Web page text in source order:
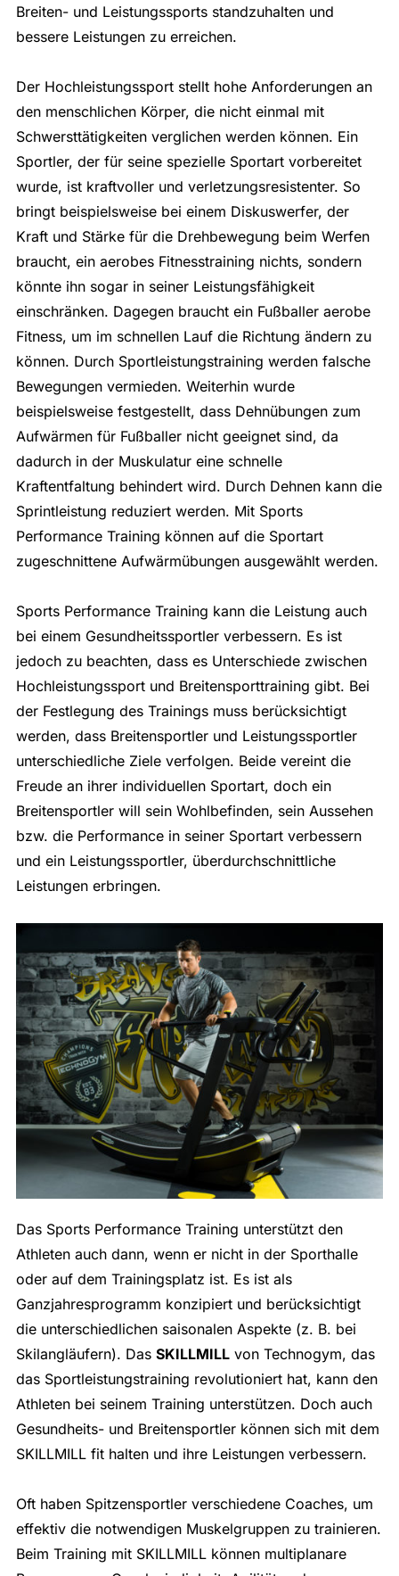
Breiten- und Leistungssports standzuhalten und
bessere Leistungen zu erreichen.
Der Hochleistungssport stellt hohe Anforderungen an
den menschlichen Körper, die nicht einmal mit
Schwersttätigkeiten verglichen werden können. Ein
Sportler, der für seine spezielle Sportart vorbereitet
wurde, ist kraftvoller und verletzungsresistenter. So
bringt beispielsweise bei einem Diskuswerfer, der
Kraft und Stärke für die Drehbewegung beim Werfen
braucht, ein aerobes Fitnesstraining nichts, sondern
könnte ihn sogar in seiner Leistungsfähigkeit
einschränken. Dagegen braucht ein Fußballer aerobe
Fitness, um im schnellen Lauf die Richtung ändern zu
können. Durch Sportleistungstraining werden falsche
Bewegungen vermieden. Weiterhin wurde
beispielsweise festgestellt, dass Dehnübungen zum
Aufwärmen für Fußballer nicht geeignet sind, da
dadurch in der Muskulatur eine schnelle
Kraftentfaltung behindert wird. Durch Dehnen kann die
Sprintleistung reduziert werden. Mit Sports
Performance Training können auf die Sportart
zugeschnittene Aufwärmübungen ausgewählt werden.
Sports Performance Training kann die Leistung auch
bei einem Gesundheitssportler verbessern. Es ist
jedoch zu beachten, dass es Unterschiede zwischen
Hochleistungssport und Breitensporttraining gibt. Bei
der Festlegung des Trainings muss berücksichtigt
werden, dass Breitensportler und Leistungssportler
unterschiedliche Ziele verfolgen. Beide vereint die
Freude an ihrer individuellen Sportart, doch ein
Breitensportler will sein Wohlbefinden, sein Aussehen
bzw. die Performance in seiner Sportart verbessern
und ein Leistungssportler, überdurchschnittliche
Leistungen erbringen.
Das Sports Performance Training unterstützt den
Athleten auch dann, wenn er nicht in der Sporthalle
oder auf dem Trainingsplatz ist. Es ist als
Ganzjahresprogramm konzipiert und berücksichtigt
die unterschiedlichen saisonalen Aspekte (z. B. bei
Skilangläufern). Das SKILLMILLvon Technogym, das
das Sportleistungstraining revolutioniert hat, kann den
Athleten bei seinem Training unterstützen. Doch auch
Gesundheits- und Breitensportler können sich mit dem
SKILLMILL fit halten und ihre Leistungen verbessern.
Oft haben Spitzensportler verschiedene Coaches, um
effektiv die notwendigen Muskelgruppen zu trainieren.
Beim Training mit SKILLMILL können multiplanare